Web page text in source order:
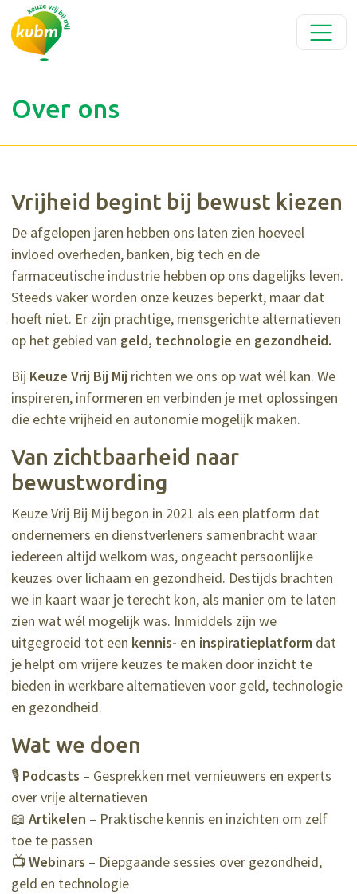
Over ons
Vrijheid begint bij bewust kiezen
De afgelopen jaren hebben ons laten zien hoeveel
invloed overheden, banken, big tech en de
farmaceutische industrie hebben op ons dagelijks leven.
Steeds vaker worden onze keuzes beperkt, maar dat
hoeft niet. Er zijn prachtige, mensgerichte alternatieven
op het gebied van geld, technologie en gezondheid.
Bij Keuze Vrij Bij Mijrichten we ons op wat wél kan. We
inspireren, informeren en verbinden je met oplossingen
die echte vrijheid en autonomie mogelijk maken.
Van zichtbaarheid naar
bewustwording
Keuze Vrij Bij Mij begon in 2021 als een platform dat
ondernemers en dienstverleners samenbracht waar
iedereen altijd welkom was, ongeacht persoonlijke
keuzes over lichaam en gezondheid. Destijds brachten
we in kaart waar je terecht kon, als manier om te laten
zien wat wél mogelijk was. Inmiddels zijn we
uitgegroeid tot een kennis- en inspiratieplatformdat
je helpt om vrijere keuzes te maken door inzicht te
bieden in werkbare alternatieven voor geld, technologie
en gezondheid.
Wat we doen
🎙 Podcasts – Gesprekken met vernieuwers en experts
over vrije alternatieven
📖 Artikelen – Praktische kennis en inzichten om zelf
toe te passen
📺 Webinars – Diepgaande sessies over gezondheid,
geld en technologie